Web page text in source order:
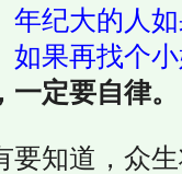
年纪大的人
如果再找个
一定要自律。
要知道，众